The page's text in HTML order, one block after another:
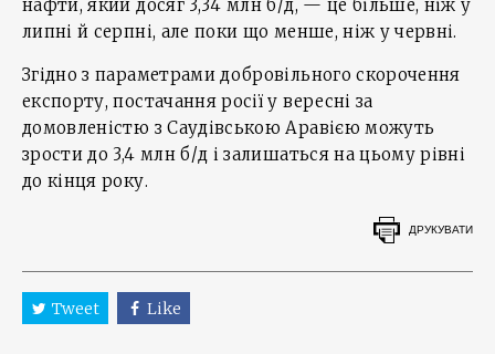
нафти, який досяг 3,34 млн б/д, — це більше, ніж у
липні й серпні, але поки що менше, ніж у червні.
Згідно з параметрами добровільного скорочення
експорту, постачання росії у вересні за
домовленістю з Саудівською Аравією можуть
зрости до 3,4 млн б/д і залишаться на цьому рівні
до кінця року.
ДРУКУВАТИ
Tweet Like